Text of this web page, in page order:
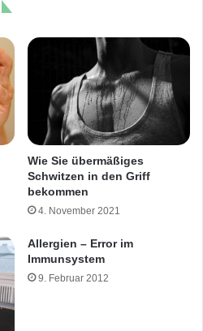
Wie Sie übermäßiges
Schwitzen in den Griff
bekommen
4. November 2021
Allergien – Error im
Immunsystem
9. Februar 2012